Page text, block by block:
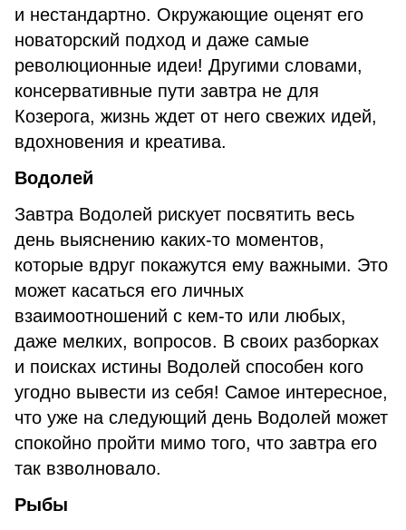
и нестандартно. Окружающие оценят его
новаторский подход и даже самые
революционные идеи! Другими словами,
консервативные пути завтра не для
Козерога, жизнь ждет от него свежих идей,
вдохновения и креатива.
Водолей
Завтра Водолей рискует посвятить весь
день выяснению каких-то моментов,
которые вдруг покажутся ему важными. Это
может касаться его личных
взаимоотношений с кем-то или любых,
даже мелких, вопросов. В своих разборках
и поисках истины Водолей способен кого
угодно вывести из себя! Самое интересное,
что уже на следующий день Водолей может
спокойно пройти мимо того, что завтра его
так взволновало.
Рыбы